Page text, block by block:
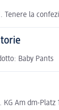
Tenere la
Baby Pants
Am dm-